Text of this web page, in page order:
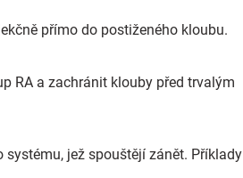
přímo do postiženého kloubu.
RA a zachránit klouby před trvalým
jež spouštějí zánět. Příklady